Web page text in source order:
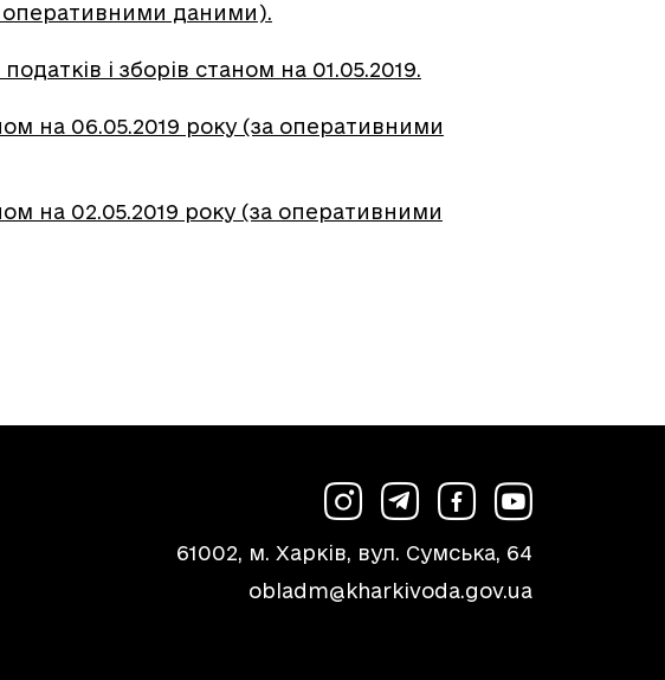
оперативними даними).
і зборів станом на 01.05.2019.
на 06.05.2019 року (за оперативними
на 02.05.2019 року (за оперативними
61002, м. Харків, вул. Сумська, 64
obladm@kharkivoda.gov.ua